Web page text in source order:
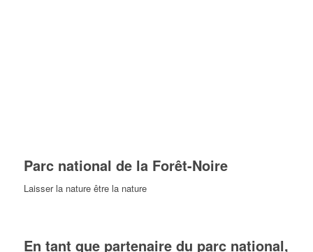
Parc national de la Forêt-Noire
Laisser la nature être la nature
En tant que partenaire du parc national,